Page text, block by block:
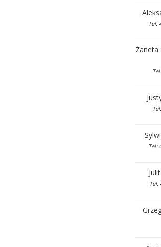
Tel:
Żaneta
Tel:
Tel: